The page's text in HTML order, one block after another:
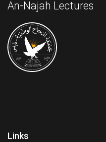
An-Najah Lectures
Links